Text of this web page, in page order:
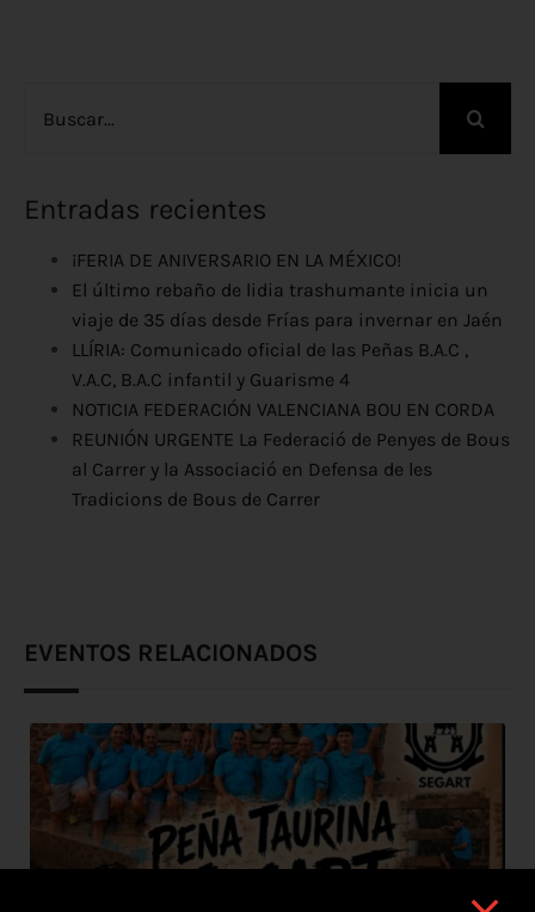
Entradas recientes
¡FERIA DE ANIVERSARIO EN LA MÉXICO!
El último rebaño de lidia trashumante inicia un
viaje de 35 días desde Frías para invernar en Jaén
LLÍRIA: Comunicado oficial de las Peñas B.A.C ,
V.A.C, B.A.C infantil y Guarisme 4
NOTICIA FEDERACIÓN VALENCIANA BOU EN CORDA
REUNIÓN URGENTE La Federació de Penyes de Bous
al Carrer y la Associació en Defensa de les
Tradicions de Bous de Carrer
EVENTOS RELACIONADOS